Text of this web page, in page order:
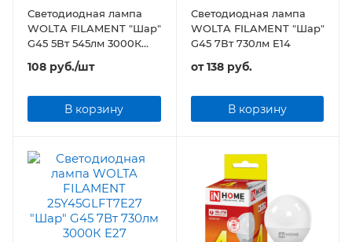
Светодиодная лампа
WOLTA FILAMENT "Шар"
G45 5Вт 545лм 3000К
108 руб./шт
В корзину
Светодиодная лампа
WOLTA FILAMENT "Шар"
G45 7Вт 730лм E14
от138 руб.
В корзину